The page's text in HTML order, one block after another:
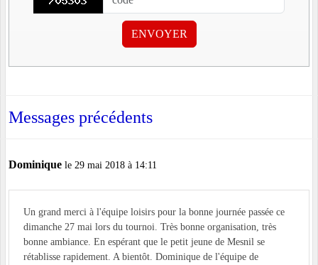
ENVOYER
Messages précédents
Dominique le 29 mai 2018 à 14:11
Un grand merci à l'équipe loisirs pour la bonne journée passée ce
dimanche 27 mai lors du tournoi. Très bonne organisation, très
bonne ambiance. En espérant que le petit jeune de Mesnil se
rétablisse rapidement. A bientôt. Dominique de l'équipe de